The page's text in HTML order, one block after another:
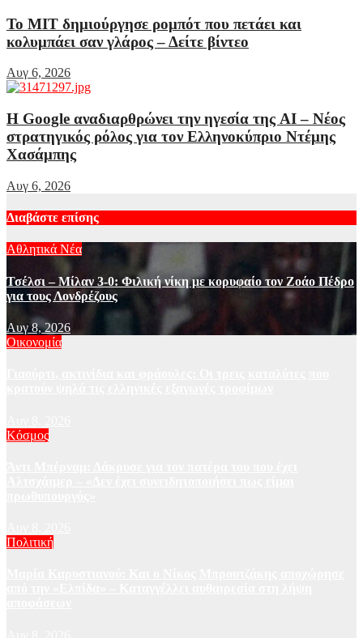
Το MIT δημιούργησε ρομπότ που πετάει και
κολυμπάει σαν γλάρος – Δείτε βίντεο
Αυγ 6, 2026
Η Google αναδιαρθρώνει την ηγεσία της AI – Νέος
στρατηγικός ρόλος για τον Ελληνοκύπριο Ντέμης
Χασάμπης
Αυγ 6, 2026
Διαβάστε επίσης
Αθλητικά Νέα
Τσέλσι – Μίλαν 3-0: Φιλική νίκη με κορυφαίο τον Ζοάο Πέδρο
για τους Λονδρέζους
Αυγ 8, 2026
Οικονομία
Κόσμος
Πολιτική